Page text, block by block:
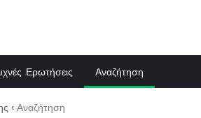
Ερωτήσεις Αναζήτηση
‹ Αναζήτηση